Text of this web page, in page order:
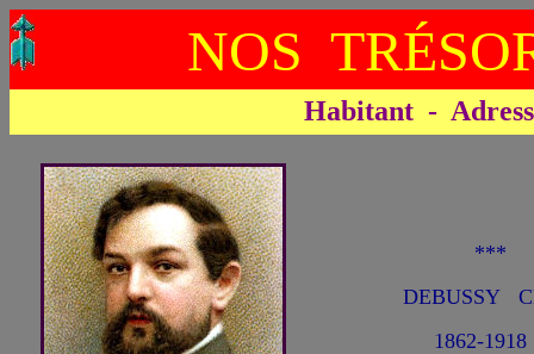
NOS
Habitant -
***
DEBUSSY
1862-1918